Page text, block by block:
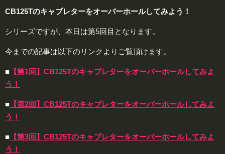
CB125Tのキャブレターをオーバーホールしてみよう！
シリーズですが、本日は第5回目となります。
今までの記事は以下のリンクよりご覧頂けます。
■ 【第1回】CB125Tのキャブレターをオーバーホールしてみよ
う！
■ 【第2回】CB125Tのキャブレターをオーバーホールしてみよ
う！
■ 【第3回】CB125Tのキャブレターをオーバーホールしてみよ
う！